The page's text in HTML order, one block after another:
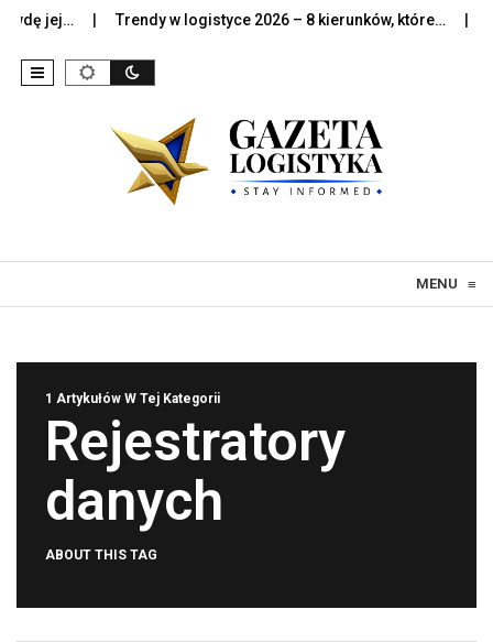
jej… Trendy w logistyce 2026 – 8 kierunków, które…
MENU ≡
1 Artykułów W Tej Kategorii
Rejestratory
danych
ABOUT THIS TAG